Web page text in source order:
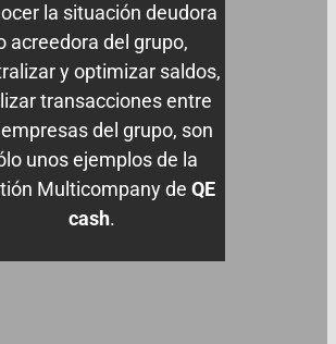
la situación deudora
acreedora del grupo,
y optimizar saldos,
transacciones entre
empresas del grupo, son
unos ejemplos de la
Multicompany deQE
cash.